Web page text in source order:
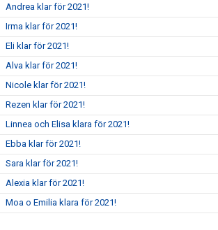
Andrea klar för 2021!
Irma klar för 2021!
Eli klar för 2021!
Alva klar för 2021!
Nicole klar för 2021!
Rezen klar för 2021!
Linnea och Elisa klara för 2021!
Ebba klar för 2021!
Sara klar för 2021!
Alexia klar för 2021!
Moa o Emilia klara för 2021!